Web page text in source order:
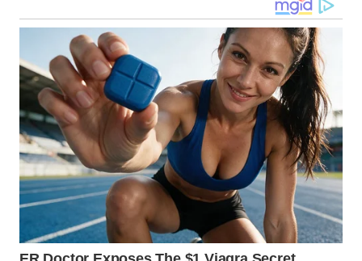
WN
WN
NTB
WN
SULTENG
WN
SULBAR